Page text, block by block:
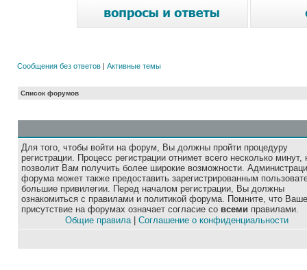
Сообщения без ответов | Активные темы
Список форумов
Для того, чтобы войти на форум, Вы должны пройти процедуру
регистрации. Процесс регистрации отнимет всего несколько минут,
позволит Вам получить более широкие возможности.
форума может также предоставить зарегистрированным
большие привилегии. Перед началом регистрации, Вы должны
ознакомиться с правилами и политикой форума. Помните, что Ваше
присутствие на форумах означает согласие со всеми правилами.
Общие правила| Соглашение о конфиденциальности